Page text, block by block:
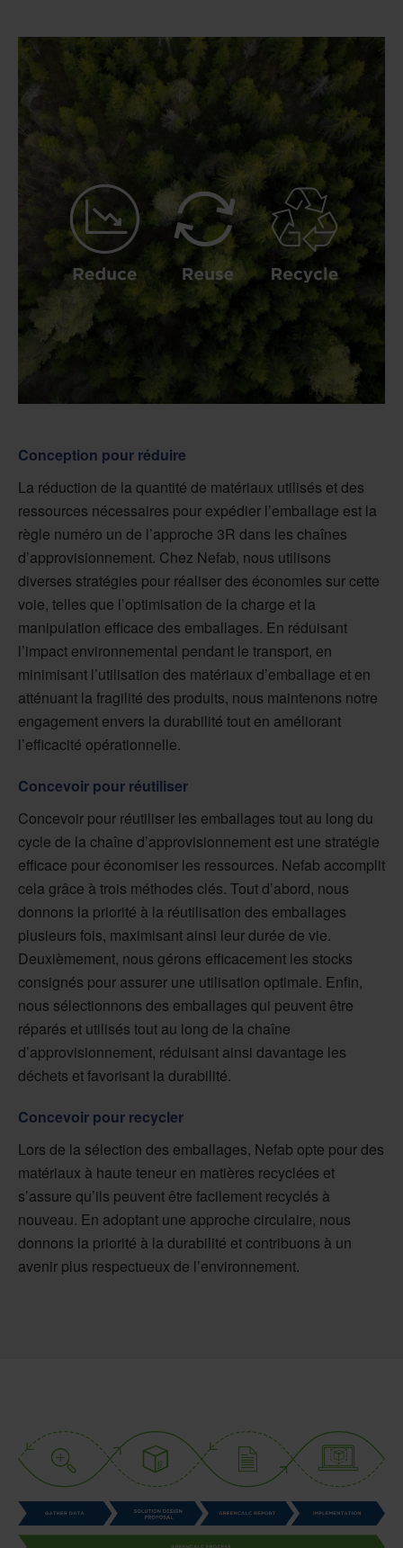
Conception pour réduire
La réduction de la quantité de matériaux utilisés et des
ressources nécessaires pour expédier l’emballage est la
règle numéro un de l’approche 3R dans les chaînes
d’approvisionnement. Chez Nefab, nous utilisons
diverses stratégies pour réaliser des économies sur cette
voie, telles que l’optimisation de la charge et la
manipulation efficace des emballages. En réduisant
l’impact environnemental pendant le transport, en
minimisant l’utilisation des matériaux d’emballage et en
atténuant la fragilité des produits, nous maintenons notre
engagement envers la durabilité tout en améliorant
l’efficacité opérationnelle.
Concevoir pour réutiliser
Concevoir pour réutiliser les emballages tout au long du
cycle de la chaîne d’approvisionnement est une stratégie
efficace pour économiser les ressources. Nefab accomplit
cela grâce à trois méthodes clés. Tout d’abord, nous
donnons la priorité à la réutilisation des emballages
plusieurs fois, maximisant ainsi leur durée de vie.
Deuxièmement, nous gérons efficacement les stocks
consignés pour assurer une utilisation optimale. Enfin,
nous sélectionnons des emballages qui peuvent être
réparés et utilisés tout au long de la chaîne
d’approvisionnement, réduisant ainsi davantage les
déchets et favorisant la durabilité.
Concevoir pour recycler
Lors de la sélection des emballages, Nefab opte pour des
matériaux à haute teneur en matières recyclées et
s’assure qu’ils peuvent être facilement recyclés à
nouveau. En adoptant une approche circulaire, nous
donnons la priorité à la durabilité et contribuons à un
avenir plus respectueux de l’environnement.